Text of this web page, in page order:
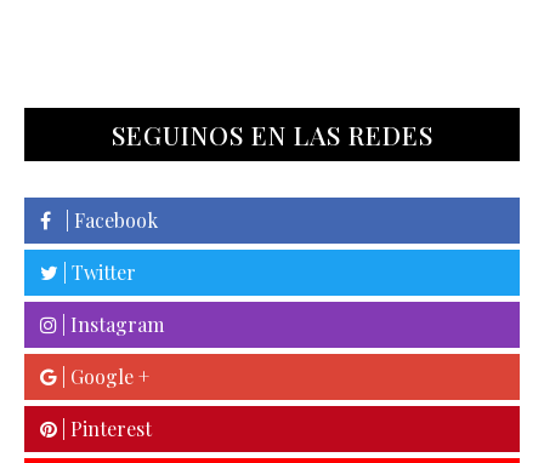
SEGUINOS EN LAS REDES
| Facebook
| Twitter
| Instagram
| Google +
| Pinterest